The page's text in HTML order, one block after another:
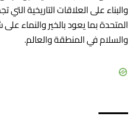
والبناء على العلاقات التاريخية
المتحدة بما يعود بالخير والنماء
والسلام في المنطقة والعالم.